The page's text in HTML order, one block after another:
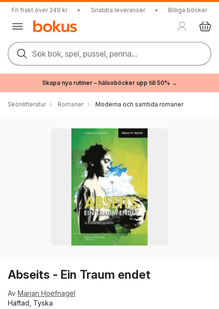
Fri frakt över 249 kr • Snabba leveranser • Billiga böcker
Sök bok, spel, pussel, penna...
Skapa nya rutiner – hälsoböcker upp till 50% →
Skönlitteratur Romaner Moderna och samtida romaner
Abseits - Ein Traum endet
Av Marian Hoefnagel
Häftad, Tyska